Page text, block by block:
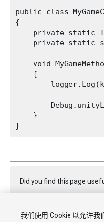
public class
{
    private static
private static
void
    {
    }
Did you find this page
我们使用 Cookie 以允许我